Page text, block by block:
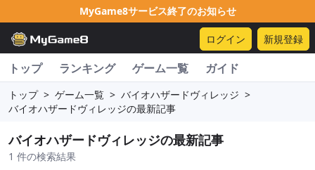
MyGame8サービス終了のお知らせ
ログイン 新規登録
トップ ランキング ゲーム一覧 ガイド
トップ > ゲーム一覧 > バイオハザードヴィレッジ >
バイオハザードヴィレッジの最新記事
バイオハザードヴィレッジの最新記事
1 件の検索結果